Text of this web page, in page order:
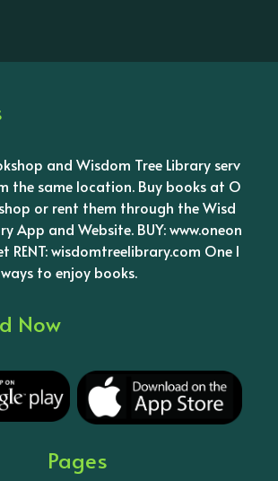
and Wisdom Tree Library serv
the same location. Buy books at O
or rent them through the Wisd
App and Website. BUY: www.oneon
RENT: wisdomtreelibrary.com One l
to enjoy books.
Now
Pages